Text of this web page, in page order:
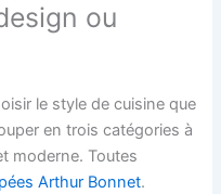
ou
le style de cuisine que
en trois catégories à
moderne. Toutes
Arthur Bonnet.